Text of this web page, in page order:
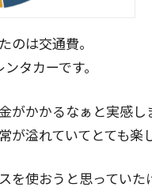
のは交通費。
タカーです。
がかかるなぁと実感し
が溢れていてとても楽
を使おうと思ってい